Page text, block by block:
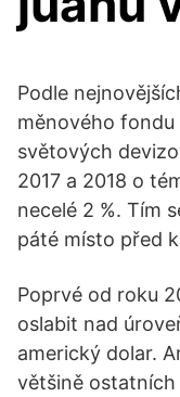
Podle
měnového fondu
světových
2017 a 2018 o
necelé 2 %. Tím
páté místo před
Poprvé od roku
oslabit nad
americký dolar.
většině